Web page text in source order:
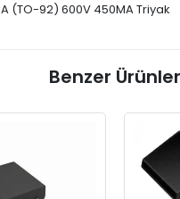
(TO-92) 600V 450MA Triyak
Benzer Ürünler